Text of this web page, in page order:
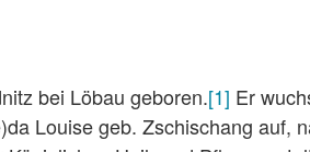
bei Löbau geboren.[1] Er
Louise geb. Zschischang auf,